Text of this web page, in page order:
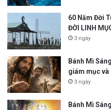
60 Năm Đời
ĐỜI LINH
3 ngày
Bánh Mì
giám mục
3 ngày
Bánh Mì